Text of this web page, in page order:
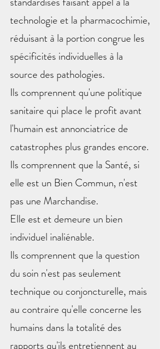
technologie et la pharmacochimie,
réduisant à la portion congrue les
spécificités individuelles à la
source des pathologies.
Ils comprennent qu'une politique
sanitaire qui place le profit avant
l'humain est annonciatrice de
catastrophes plus grandes encore.
Ils comprennent que la Santé, si
elle est un Bien Commun, n'est
pas une Marchandise.
Elle est et demeure un bien
individuel inaliénable.
Ils comprennent que la question
du soin n'est pas seulement
technique ou conjoncturelle, mais
au contraire qu'elle concerne les
humains dans la totalité des
rapports qu'ils entretiennent au